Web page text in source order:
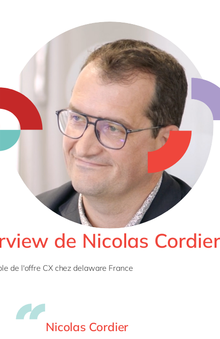
de Nicolas Cordier
de l'offre CX chez delaware France
Nicolas Cordier